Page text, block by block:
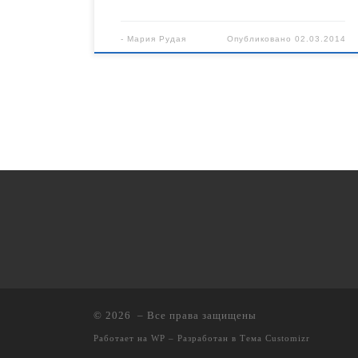
- Мария Рудая Опубликовано 02.03.2014
© 2026 – Все права защищены
Работает на WP – Разработан в Тема Customizr